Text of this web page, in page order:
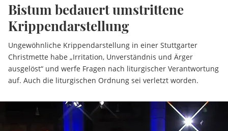
Bistum bedauert umstrittene
Krippendarstellung
Ungewöhnliche Krippendarstellung in einer Stuttgarter
Christmette habe „Irritation, Unverständnis und Ärger
ausgelöst“ und werfe Fragen nach liturgischer Verantwortung
auf. Auch die liturgischen Ordnung sei verletzt worden.